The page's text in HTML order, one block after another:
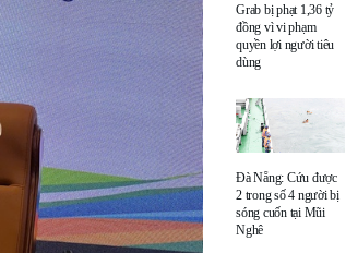
Grab bị phạt 1,36 tỷ
đồng vì vi phạm
quyền lợi người tiêu
dùng
Đà Nẵng: Cứu được
2 trong số 4 người bị
sóng cuốn tại Mũi
Nghê